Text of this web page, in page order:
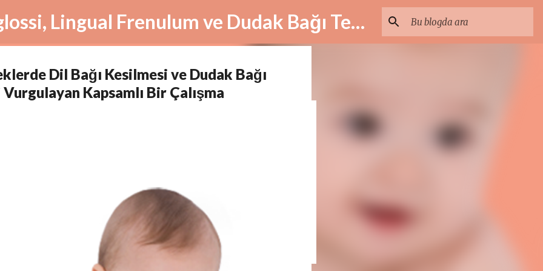
Ana içeriğe atla Dil Bağı Ameliyatı – Ankiloglossi, Lingual Frenulum ve Dudak Bağı Tedavisi | İstanbul
(Güncellendi!)
Dil Bağı Kesilmesi ve Dudak Bağı
Kapsamlı Bir Çalışma